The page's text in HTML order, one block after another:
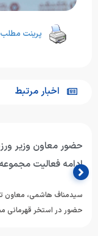
پرینت مطلب
اخبار مرتبط
حضور معاون وزیر
ادامه فعالیت
سیدمناف هاشمی، معاون
حضور در استخر قهرمانی